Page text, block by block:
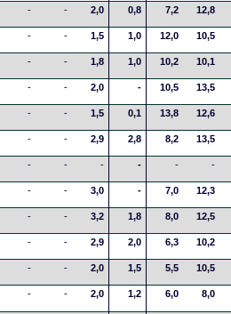
- - 2,0 0,8 7,2 12,8
- - 1,5 1,0 12,0 10,5
- - 1,8 1,0 10,2 10,1
- - 2,0 - 10,5 13,5
- - 1,5 0,1 13,8 12,6
- - 2,9 2,8 8,2 13,5
- - - - - -
- - 3,0 - 7,0 12,3
- - 3,2 1,8 8,0 12,5
- - 2,9 2,0 6,3 10,2
- - 2,0 1,5 5,5 10,5
- - 2,0 1,2 6,0 8,0